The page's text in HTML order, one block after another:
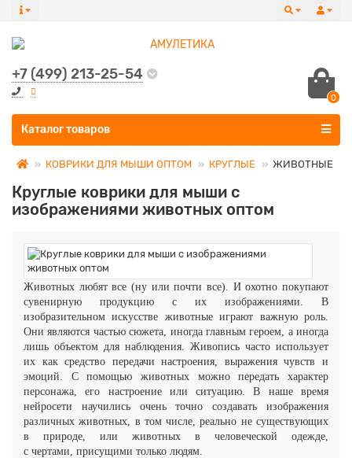
+7 (499) 213-25-54
0
Все категории
Каталог товаров
КОВРИКИ ДЛЯ МЫШИ ОПТОМ КРУГЛЫЕ ЖИВОТНЫЕ
Круглые коврики для мыши с
изображениями животных оптом
Животных любят все (ну или почти все). И охотно покупают
сувенирную продукцию с их изображениями. В
изобразительном искусстве животные играют важную роль.
Они являются частью сюжета, иногда главным героем, а иногда
лишь объектом для наблюдения. Живопись часто использует
их как средство передачи настроения, выражения чувств и
эмоций. С помощью животных можно передать характер
персонажа, его настроение или ситуацию. В наше время
нейросети научились очень точно создавать изображения
различных животных, в том числе, реально не существующих
в природе, или животных в человеческой одежде,
с чертами, присущими только людям.